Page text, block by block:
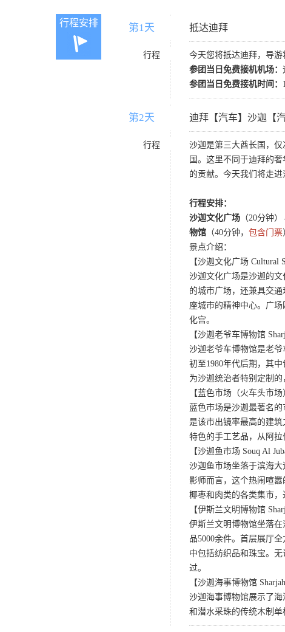
行程安排 第1天 抵达迪拜
行程
今天您将抵达迪拜，导
参团当日免费接机机场：
参团当日免费接机时间：
第2天 迪拜【汽车】沙迦【
行程
沙迦是第三大酋长国，
国。这里不同于迪拜的
的贡献。今天我们将走
行程安排：
沙迦文化广场 （20分钟）
物馆 （40分钟， 包含门票
景点介绍：
【沙迦文化广场 Cultural
沙迦文化广场是沙迦的
的城市广场，还兼具交通
座城市的精神中心。广
化宫。
【沙迦老爷车博物馆
沙迦老爷车博物馆是老
初至1980年代后期，其
为沙迦统治者特别定制
【蓝色市场（火车头市场
蓝色市场是沙迦最著名
是该市出镜率最高的建
特色的手工艺品，从阿拉
【沙迦鱼市场 Souq Al
沙迦鱼市场坐落于滨海
影师而言，这个热闹喧
椰枣和肉类的各类集市，
【伊斯兰文明博物馆
伊斯兰文明博物馆坐落
品5000余件。首层展厅
中包括纺织品和珠宝。
过。
【沙迦海事博物馆
沙迦海事博物馆展示了
和潜水采珠的传统木制